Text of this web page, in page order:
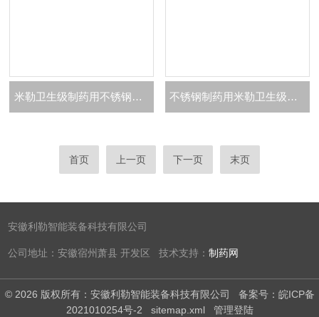
米勒卫生级制药用不锈钢方形视镜生产厂家 不锈钢制药用米勒卫生级球形视镜生产厂家
首页 上一页 下一页 末页
安徽利勒智能装备科技有限公司
公司地址：安徽宿州萧县 开发区 技术支持：制药网
© 2026 版权所有：安徽利勒智能装备科技有限公司 备案号：皖ICP备
2021010254号-2
sitemap.xml 管理登陆